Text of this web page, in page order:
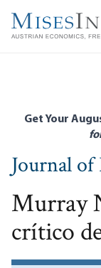
main
Get Your
Journal
Murray
crítico